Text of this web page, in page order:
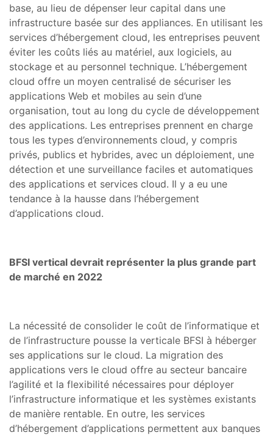
base, au lieu de dépenser leur capital dans une
infrastructure basée sur des appliances. En utilisant les
services d’hébergement cloud, les entreprises peuvent
éviter les coûts liés au matériel, aux logiciels, au
stockage et au personnel technique. L’hébergement
cloud offre un moyen centralisé de sécuriser les
applications Web et mobiles au sein d’une
organisation, tout au long du cycle de développement
des applications. Les entreprises prennent en charge
tous les types d’environnements cloud, y compris
privés, publics et hybrides, avec un déploiement, une
détection et une surveillance faciles et automatiques
des applications et services cloud. Il y a eu une
tendance à la hausse dans l’hébergement
d’applications cloud.
BFSI vertical devrait représenter la plus grande part
de marché en 2022
La nécessité de consolider le coût de l’informatique et
de l’infrastructure pousse la verticale BFSI à héberger
ses applications sur le cloud. La migration des
applications vers le cloud offre au secteur bancaire
l’agilité et la flexibilité nécessaires pour déployer
l’infrastructure informatique et les systèmes existants
de manière rentable. En outre, les services
d’hébergement d’applications permettent aux banques